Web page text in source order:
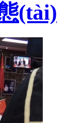
(tài)